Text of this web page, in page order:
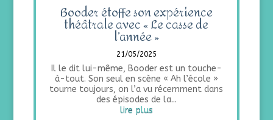
Booder étoffe son expérience
théâtrale avec « Le casse de
l’année »
21/05/2025
Il le dit lui-même, Booder est un touche-
à-tout. Son seul en scène « Ah l’école »
tourne toujours, on l’a vu récemment dans
des épisodes de la...
lire plus